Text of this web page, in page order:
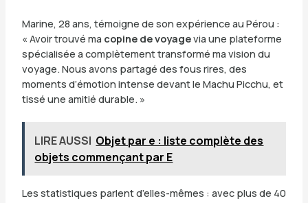
Marine, 28 ans, témoigne de son expérience au Pérou :
« Avoir trouvé ma copine de voyagevia une plateforme
spécialisée a complètement transformé ma vision du
voyage. Nous avons partagé des fous rires, des
moments d’émotion intense devant le Machu Picchu, et
tissé une amitié durable. »
LIRE AUSSI Objet par e : liste complète des
objets commençant par E
Les statistiques parlent d’elles-mêmes : avec plus de 40